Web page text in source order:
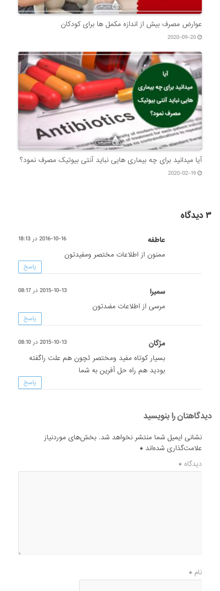
عوارض مصرف بیش از اندازه مکمل ها برای کودکان
2020-09-20
آیا میدانید برای چه بیماری هایی نباید آنتی بیوتیک مصرف نمود؟
2020-02-19
۳ دیدگاه
عاطفه 2016-10-16 در 18:13
ممنون از اطلاعات مختصر ومفیدتون
پاسخ
سميرا 2015-10-13 در 08:17
مرسى از اطلاعات مفىدتون
پاسخ
مژگان 2015-10-13 در 08:10
بسیار کوتاه مفید ومختصر ئچون هم علت راگفته
بودید هم راه حل آفرین به شما
پاسخ
دیدگاهتان را بنویسید
نشانی ایمیل شما منتشر نخواهد شد. بخش‌های موردنیاز
علامت‌گذاری شده‌اند*
دیدگاه*
نام*